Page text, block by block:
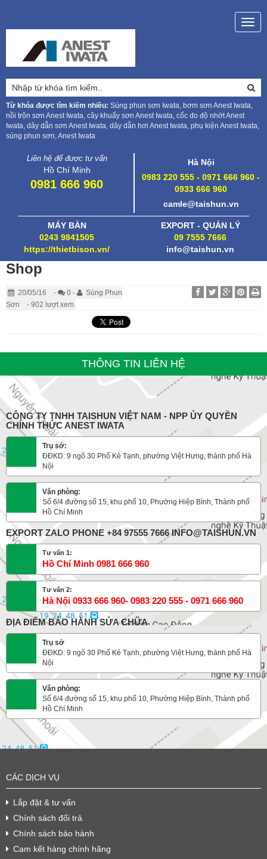
Từ khóa được tìm kiếm nhiều: Súng phun sơn Iwata, bơm sơn Anest Iwata,
nồi trộn sơn Anest Iwata, cây khuấy sơn Anest Iwata, cốc đo độ nhớt Anest
Iwata, dây dẫn sơn Anest Iwata, dây dẫn hơi Anest Iwata, phụ kiện Anest Iwata,
súng phun sơn, Anest Iwata
Liên hệ để được tư vấn
Hồ Chí Minh
0981 666 960
Hà Nội
0983 220 555 - 0971 666 960 -
0933 666 960
camle@taishun.vn
MÁY BÀN
0243 9841505
https://thietbison.vn/
EXPORT - QUẢN LÝ
09 7555 7666
info@taishun.vn
Shop
20/05/16 - 0 -
Súng Phun
Sơn
- 902 lượt xem
THÔNG TIN LIÊN HỆ
CÔNG TY TNHH TAISHUN VIỆT NAM - NPP ỦY QUYỀN
CHÍNH THỨC ANEST IWATA
Trụ sở:
ĐĐKD: 9 ngõ 30 Phố Kẻ Tạnh, phường Việt Hưng, thành phố Hà
Nội
Văn phòng:
Số 6/4 đường số 15, khu phố 10, Phường Hiệp Bình, Thành phố
Hồ Chí Minh
EXPORT ZALO PHONE +84 97555 7666 INFO@TAISHUN.VN
Tư vấn 1:
Hồ Chí Minh 0981 666 960
Tư vấn 2:
Hà Nội 0933 666 960- 0983 220 555 - 0971 666 960
ĐỊA ĐIỂM BẢO HÀNH SỬA CHỮA
Trụ sở
ĐĐKD: 9 ngõ 30 Phố Kẻ Tạnh, phường Việt Hưng, thành phố Hà
Nội
Văn phòng:
Số 6/4 đường số 15, khu phố 10, Phường Hiệp Bình, Thành phố
Hồ Chí Minh
CÁC DỊCH VỤ
Lắp đặt & tư vấn
Chính sách đổi trả
Chính sách bảo hành
Cam kết hàng chính hãng